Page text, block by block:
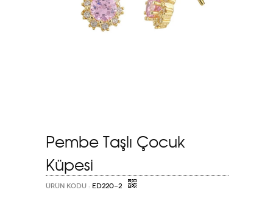
Pembe Taşlı Çocuk
Küpesi
ÜRÜN KODU : ED220-2